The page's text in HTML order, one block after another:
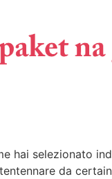
hai selezionato
da